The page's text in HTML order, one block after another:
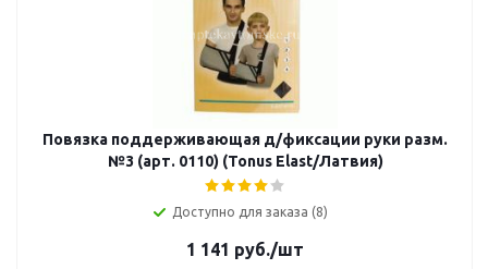
Повязка поддерживающая д/фиксации руки разм.
№3 (арт. 0110) (Tonus Elast/Латвия)
Доступно для заказа (8)
1 141 руб./шт